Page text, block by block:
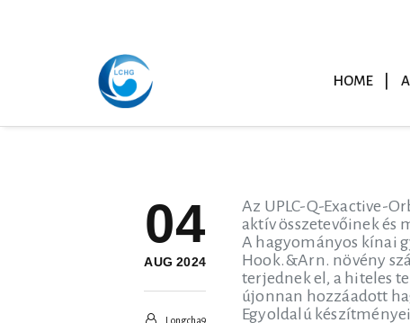
HOME
04
AUG 2024
Longcha9
Az UPLC-Q-Exactive-
aktív összetevőinek és
A hagyományos kínai
Hook.&Arn. növény
terjednek el, a hiteles
újonnan hozzáadott
Egyoldalú